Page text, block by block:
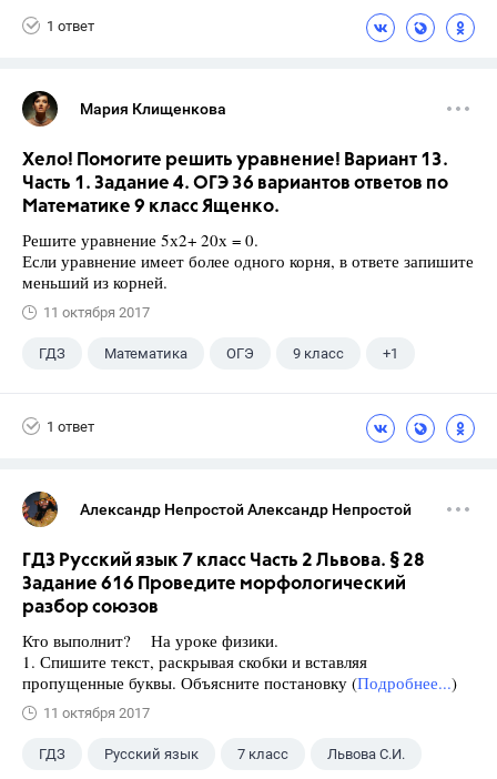
1 ответ
Мария Клищенкова
Хело! Помогите решить уравнение! Вариант 13.
Часть 1. Задание 4. ОГЭ 36 вариантов ответов по
Математике 9 класс Ященко.
Решите уравнение 5х2+ 20х = 0.
Если уравнение имеет более одного корня, в ответе запишите
меньший из корней.
11 октября 2017
ГДЗ Математика ОГЭ 9 класс +1
1 ответ
Александр Непростой Александр Непростой
ГДЗ Русский язык 7 класс Часть 2 Львова. § 28
Задание 616 Проведите морфологический
разбор союзов
Кто выполнит? На уроке физики.
1. Спишите текст, раскрывая скобки и вставляя
пропущенные буквы. Объясните постановку (Подробнее...)
11 октября 2017
ГДЗ Русский язык 7 класс Львова С.И.